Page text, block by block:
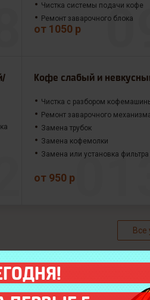
Чистка системы подачи кофе
Ремонт заварочного блока
от 1050 р
Кофе слабый и
Чистка с разбором
Ремонт заварочного
Замена трубок
Замена кофемолки
Замена или установка фильтра
от 950 р
Все